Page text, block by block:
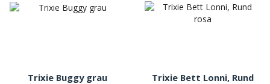
Trixie Buggy grau
Trixie Bett Lonni, Rund